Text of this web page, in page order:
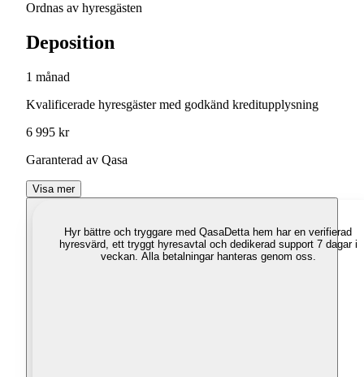
Ordnas av hyresgästen
Deposition
1 månad
Kvalificerade hyresgäster med godkänd kreditupplysning
6 995 kr
Garanterad av Qasa
Visa mer
Hyr bättre och tryggare med QasaDetta hem har en verifierad
hyresvärd, ett tryggt hyresavtal och dedikerad support 7 dagar i
veckan. Alla betalningar hanteras genom oss.